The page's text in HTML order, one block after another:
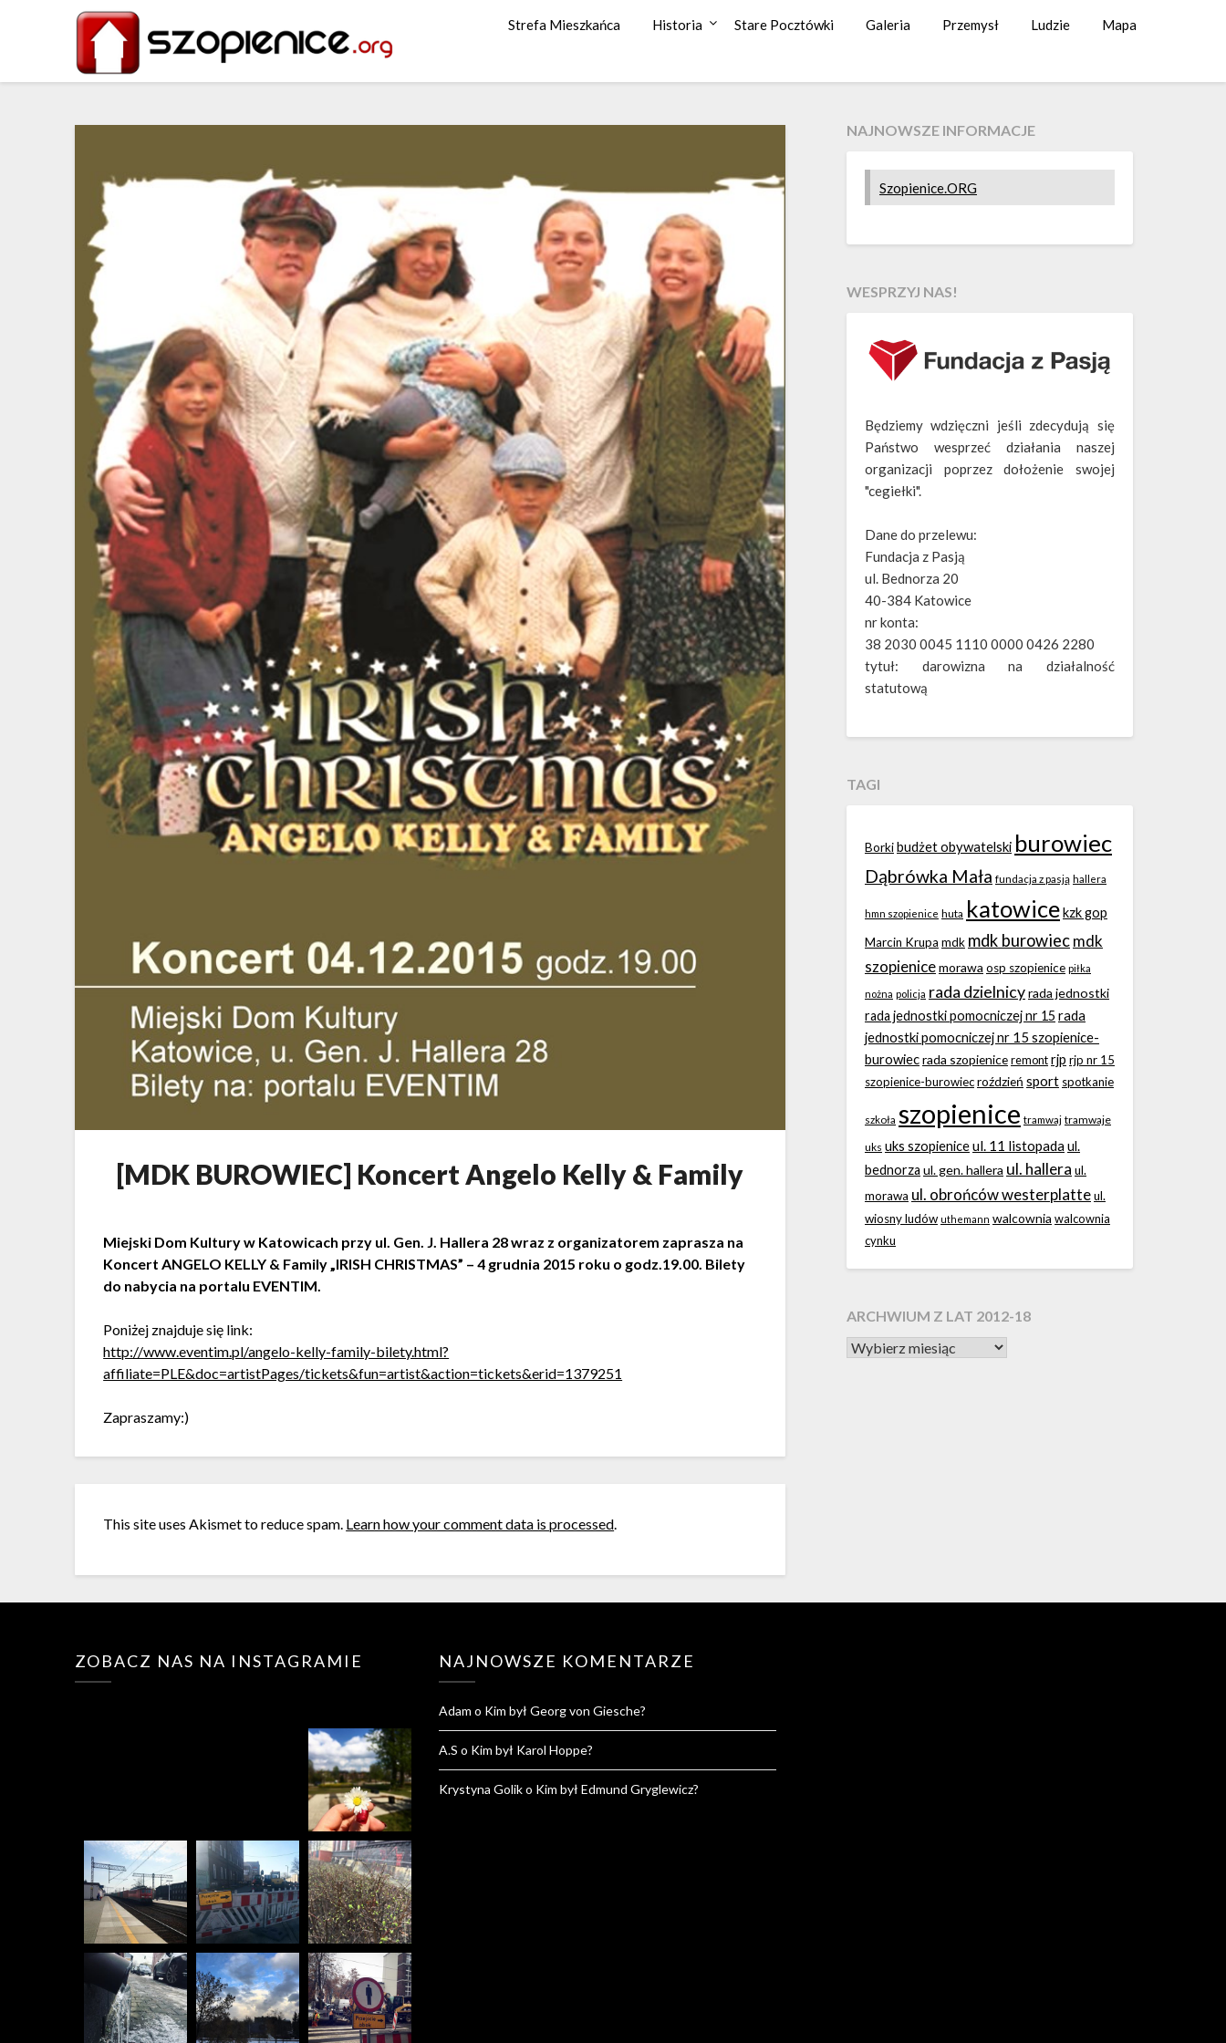
Strefa Mieszkańca Historia Stare Pocztówki Galeria Przemysł Ludzie Mapa
[MDK BUROWIEC] Koncert Angelo Kelly & Family
Miejski Dom Kultury w Katowicach przy ul. Gen. J. Hallera 28 wraz z organizatorem zaprasza na
Koncert ANGELO KELLY & Family „IRISH CHRISTMAS” – 4 grudnia 2015 roku o godz.19.00. Bilety
do nabycia na portalu EVENTIM.
Poniżej znajduje się link:
http://www.eventim.pl/angelo-kelly-family-bilety.html?
affiliate=PLE&doc=artistPages/tickets&fun=artist&action=tickets&erid=1379251
Zapraszamy:)
This site uses Akismet to reduce spam. Learn how your comment data is processed.
NAJNOWSZE INFORMACJE
Szopienice.ORG
WESPRZYJ NAS!
Będziemy wdzięczni jeśli zdecydują się
Państwo wesprzeć działania naszej
organizacji poprzez dołożenie swojej
"cegiełki".
Dane do przelewu:
Fundacja z Pasją
ul. Bednorza 20
40-384 Katowice
nr konta:
38 2030 0045 1110 0000 0426 2280
tytuł: darowizna na działalność
statutową
TAGI
Borkibudżet obywatelski burowiec
Dąbrówka Mała fundacja z pasją hallera
hmn szopienice huta katowicekzk gop
Marcin Krupa mdk mdk burowiecmdk
szopienicemorawa osp szopienice piłka
nożna policja rada dzielnicyrada jednostki
rada jednostki pomocniczej nr 15 rada
jednostki pomocniczej nr 15 szopienice-
burowiecrada szopienice remont rjp rjp nr 15
szopienice-burowiecroździeń sport spotkanie
szkoła szopienice tramwaj tramwaje
uks uks szopieniceul. 11 listopadaul.
bednorza ul. gen. hallera ul. hallera ul.
morawa ul. obrońców westerplatteul.
wiosny ludów uthemann walcownia walcownia
cynku
ARCHWIUM Z LAT 2012-18
ZOBACZ NAS NA INSTAGRAMIE NAJNOWSZE KOMENTARZE
Adam o Kim był Georg von Giesche?
A.S o Kim był Karol Hoppe?
Krystyna Goliko Kim był Edmund Gryglewicz?